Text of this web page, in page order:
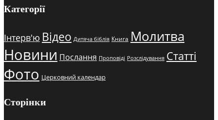
Категорії
Інтерв'ю Відео Дитяча біблія Книга Молитва
Новини Послання Проповіді Розслідування Статті
Фото Церковний календар
Сторінки